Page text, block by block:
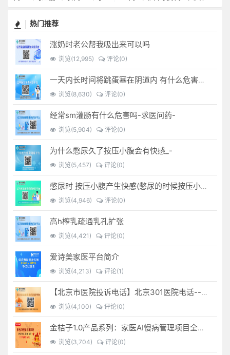
热门推荐
涨奶时老公帮我吸出来可以吗
浏览(12,995) 评论(0)
一天内长时间将跳蛋塞在阴道内 有什么危害免...(跳蛋是放哪里)
浏览(8,630) 评论(0)
经常sm灌肠有什么危害吗-求医问药-
浏览(5,904) 评论(0)
为什么憋尿久了按压小腹会有快感_-
浏览(5,457) 评论(0)
憋尿时 按压小腹产生快感(憋尿的时候按压小腹是什么感觉)
浏览(4,946) 评论(0)
高h榨乳疏通乳孔扩张
浏览(4,421) 评论(0)
爱诗美家医平台简介
浏览(4,213) 评论(1)
【北京市医院投诉电话】北京301医院电话--(北京301医院投诉电话多少)
浏览(4,100) 评论(0)
金桔子1.0产品系列：家医AI慢病管理项目全国招募区域合伙人，低投入，高回报，长收益
浏览(3,704) 评论(0)